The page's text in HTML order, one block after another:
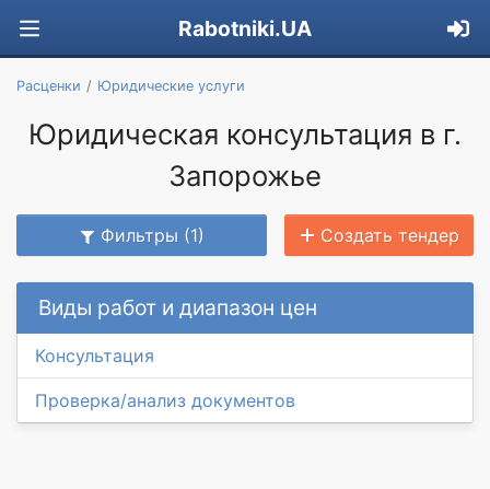
Rabotniki.UA
Расценки Юридические услуги
Юридическая консультация в г.
Запорожье
Фильтры (1) Создать тендер
Виды работ и диапазон цен
Консультация
Проверка/анализ документов